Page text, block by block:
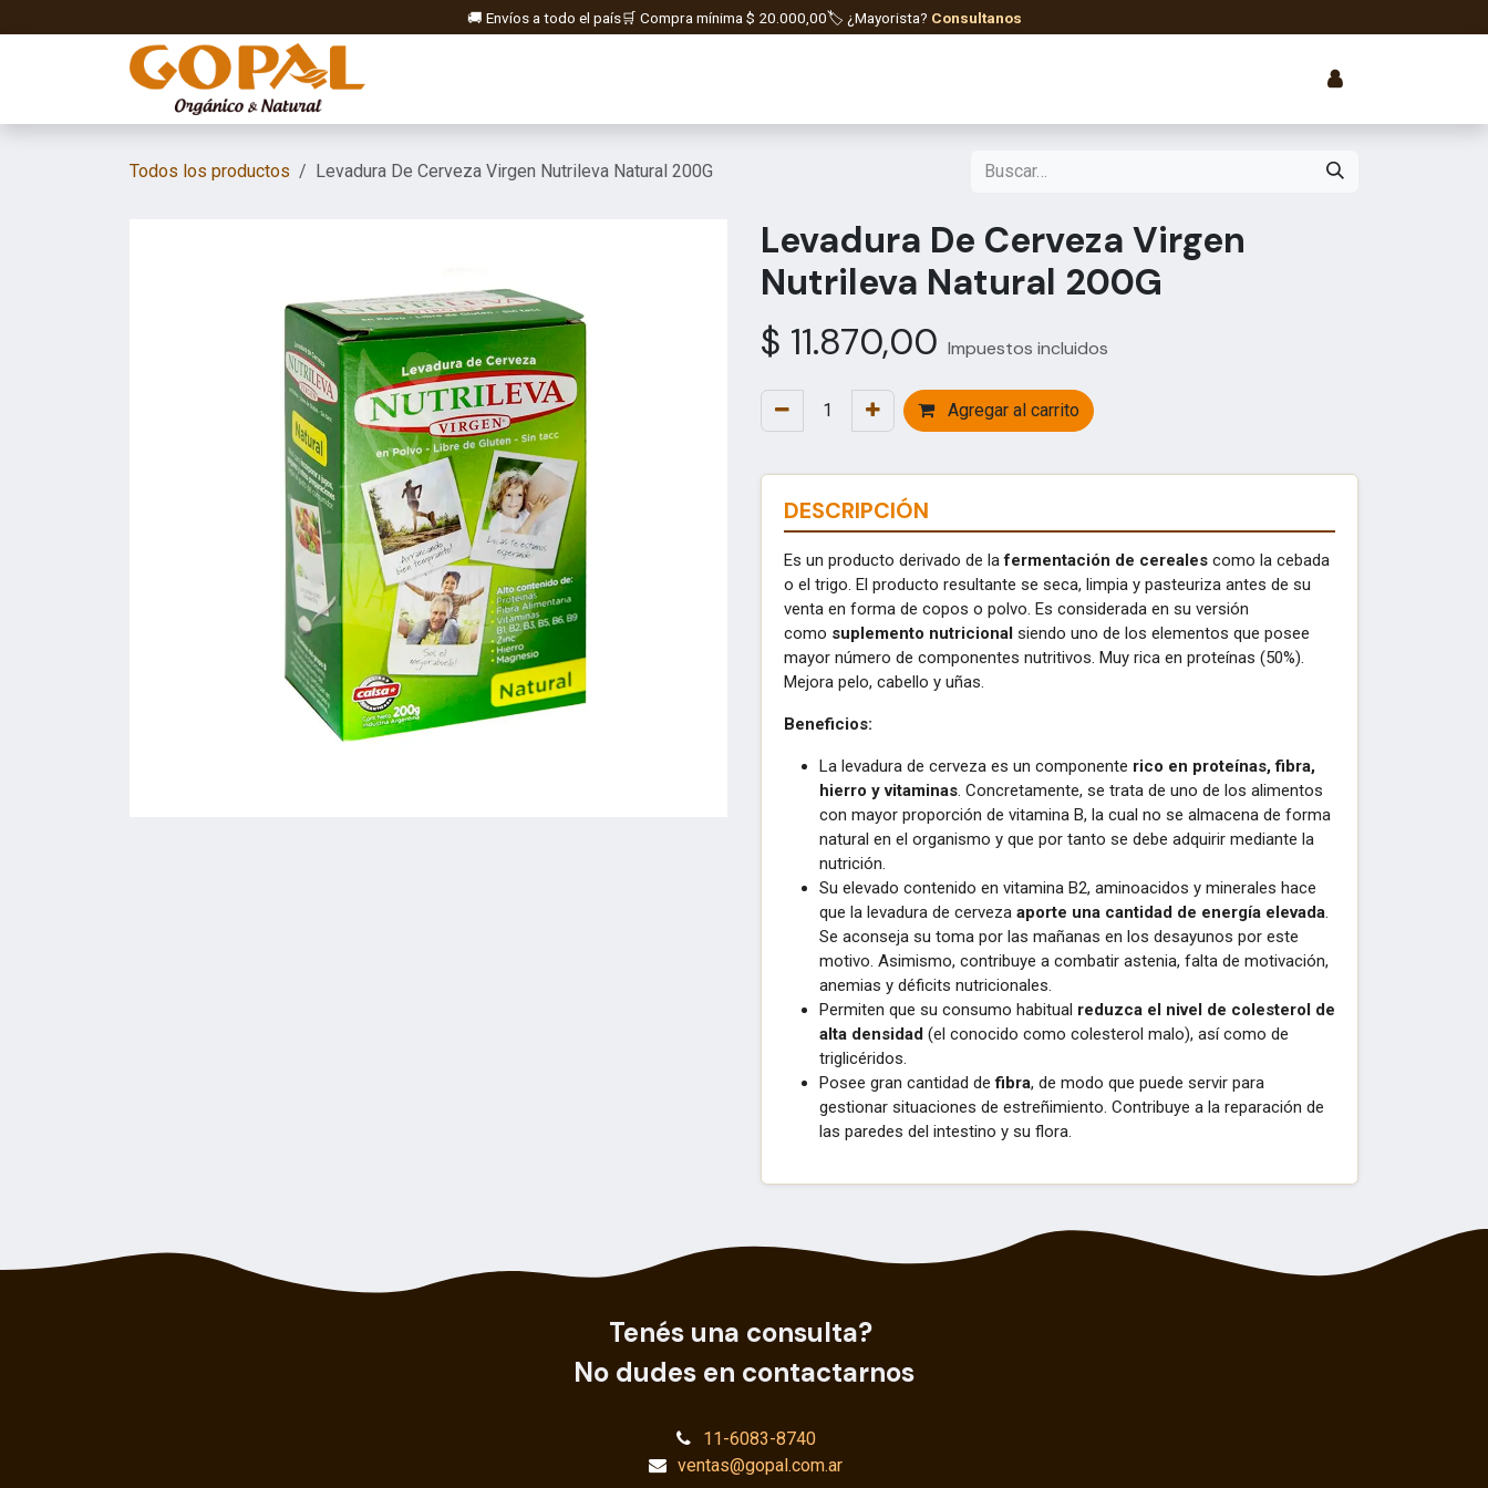
🚚 Envíos a todo el país🛒 Compra mínima $ 20.000,00🏷️ ¿Mayorista? Consultanos
Todos los productos Levadura De Cerveza Virgen Nutrileva Natural 200G
Levadura De Cerveza Virgen
Nutrileva Natural 200G
$ 11.870,00 Impuestos incluidos
Agregar al carrito
DESCRIPCIÓN
Es un producto derivado de lafermentación de cereales como la cebada
o el trigo. El producto resultante se seca, limpia y pasteuriza antes de su
venta en forma de copos o polvo. Es considerada en su versión
como suplemento nutricional siendo uno de los elementos que posee
mayor número de componentes nutritivos. Muy rica en proteínas (50%).
Mejora pelo, cabello y uñas.
Beneficios:
La levadura de cerveza es un componente rico en proteínas, fibra,
hierro y vitaminas. Concretamente, se trata de uno de los alimentos
con mayor proporción de vitamina B, la cual no se almacena de forma
natural en el organismo y que por tanto se debe adquirir mediante la
nutrición.
Su elevado contenido en vitamina B2, aminoacidos y minerales hace
que la levadura de cerveza aporte una cantidad de energía elevada.
Se aconseja su toma por las mañanas en los desayunos por este
motivo. Asimismo, contribuye a combatir astenia, falta de motivación,
anemias y déficits nutricionales.
Permiten que su consumo habitual reduzca el nivel de colesterol de
alta densidad (el conocido como colesterol malo), así como de
triglicéridos.
Posee gran cantidad defibra, de modo que puede servir para
gestionar situaciones de estreñimiento. Contribuye a la reparación de
las paredes del intestino y su flora.
Tenés una consulta?
No dudes en contactarnos
11-6083-8740
ventas@gopal.com.ar